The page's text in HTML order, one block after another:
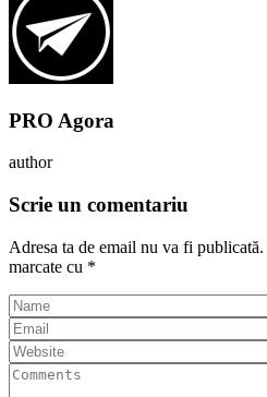
PRO Agora
author
Scrie un comentariu
Adresa ta de email nu va fi publicată.
marcate cu *